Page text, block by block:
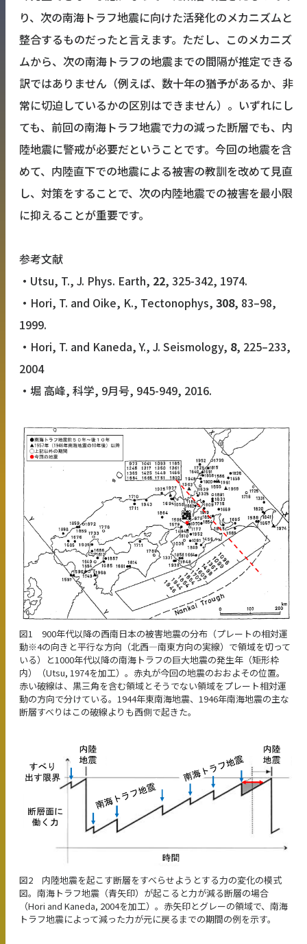
り、次の南海トラフ地震に向けた活発化のメカニズムと
整合するものだったと言えます。ただし、このメカニズ
ムから、次の南海トラフの地震までの間隔が推定できる
訳ではありません（例えば、数十年の猶予があるか、非
常に切迫しているかの区別はできません）。いずれにし
ても、前回の南海トラフ地震で力の減った断層でも、内
陸地震に警戒が必要だということです。今回の地震を含
めて、内陸直下での地震による被害の教訓を改めて見直
し、対策をすることで、次の内陸地震での被害を最小限
に抑えることが重要です。
参考文献
・ Utsu, T., J. Phys. Earth, 22, 325-342, 1974.
・ Hori, T. and Oike, K., Tectonophys, 308, 83–98,
1999.
・ Hori, T. and Kaneda, Y., J. Seismology, 8, 225–233,
2004
・ 堀 高峰, 科学, 9月号, 945-949, 2016.
図1 900年代以降の西南日本の被害地震の分布（プレートの相対運
動※4の向きと平行な方向（北西―南東方向の実線）で領域を切って
いる）と1000年代以降の南海トラフの巨大地震の発生年（矩形枠
内）（Utsu, 1974を加工）。赤丸が今回の地震のおおよその位置。
赤い破線は、黒三角を含む領域とそうでない領域をプレート相対運
動の方向で分けている。1944年東南海地震、1946年南海地震の主な
断層すべりはこの破線よりも西側で起きた。
図2 内陸地震を起こす断層をすべらせようとする力の変化の模式
図。南海トラフ地震（青矢印）が起こると力が減る断層の場合
（Hori and Kaneda, 2004を加工）。赤矢印とグレーの領域で、南海
トラフ地震によって減った力が元に戻るまでの期間の例を示す。